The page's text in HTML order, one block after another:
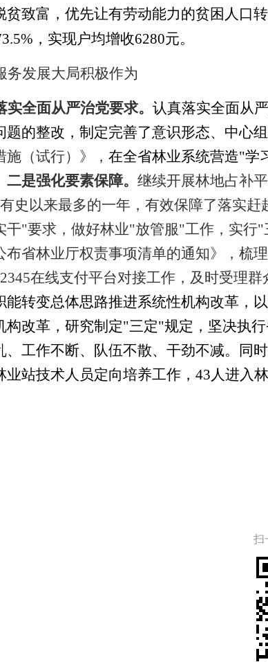
贫致富，优先让有劳动能力的贫困人口
，实现户均增收6280元。
务发展大局积极作为
实全面从严治党要求。 认真落实全面从
题的整改，制定完善了意识形态、中心
施（试行）》， 在全省林业系统营造"学
二是强化要素保障。 继续开展林地占补
史以来最多的一年，有效保障了落实赶
干"要求，做好林业"放管服"工作，实
布省林业厅权责事项清单的通知》，梳
在线支付平台对接工作，及时受理群
能转变总体思路推进系统性机构改革，
构改革，研究制定"三定"规定，坚决执
、工作不断、队伍不散、干劲不减。同
业站技术人员定向培养工作， 43人进入
扫